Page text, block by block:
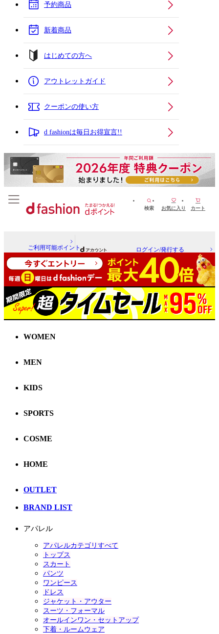
予約商品
新着商品
はじめての方へ
アウトレットガイド
クーポンの使い方
d fashionは毎日お得宣言!!
検索 お気に入り カート
ご利用可能ポイント ログイン/発行する
WOMEN
MEN
KIDS
SPORTS
COSME
HOME
OUTLET
BRAND LIST
アパレル
アパレルカテゴリすべて
トップス
スカート
パンツ
ワンピース
ドレス
ジャケット・アウター
スーツ・フォーマル
オールインワン・セットアップ
下着・ルームウェア